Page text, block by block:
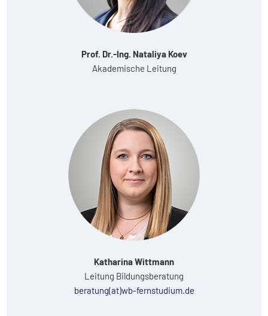
Prof. Dr.-Ing. Nataliya Koev
Akademische Leitung
Katharina Wittmann
Leitung Bildungsberatung
beratung(at)wb-fernstudium.de